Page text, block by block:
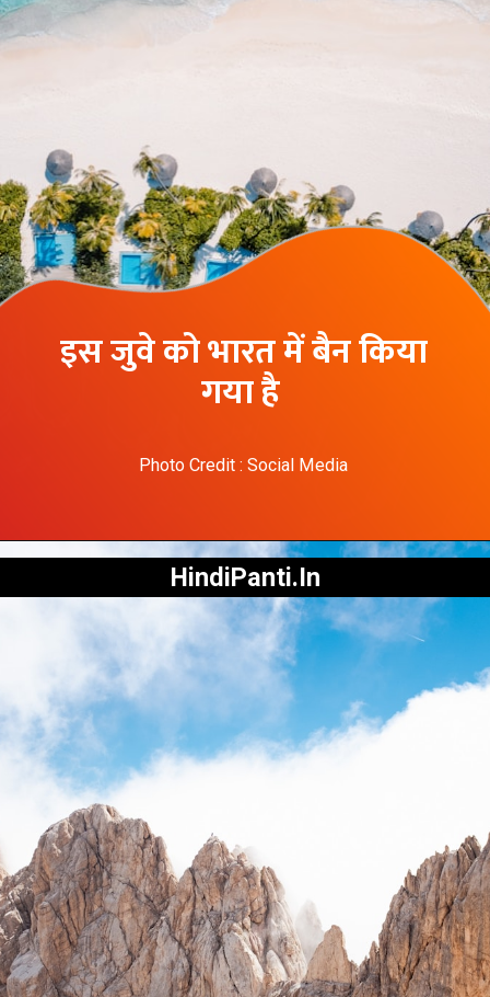
इस जुवे को भारत में बैन किया
गया है
Photo Credit : Social Media
HindiPanti.In